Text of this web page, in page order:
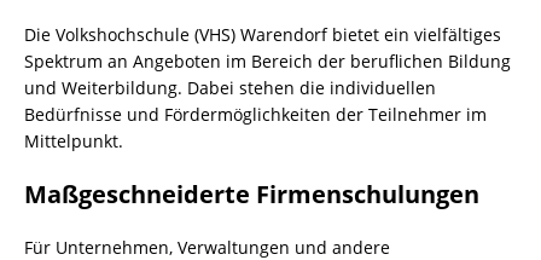
Die Volkshochschule (VHS) Warendorf bietet ein vielfältiges
Spektrum an Angeboten im Bereich der beruflichen Bildung
und Weiterbildung. Dabei stehen die individuellen
Bedürfnisse und Fördermöglichkeiten der Teilnehmer im
Mittelpunkt.
Maßgeschneiderte Firmenschulungen
Für Unternehmen, Verwaltungen und andere